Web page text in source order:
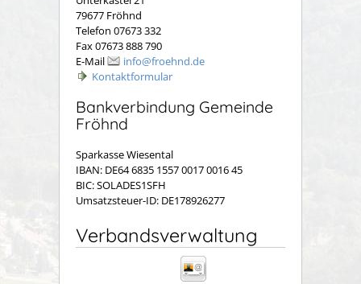
79677 Fröhnd
Telefon 07673 332
Fax 07673 888 790
E-Mail
info@froehnd.de
Kontaktformular
Bankverbindung Gemeinde
Fröhnd
Sparkasse Wiesental
IBAN: DE64 6835 1557 0017 0016 45
BIC: SOLADES1SFH
Umsatzsteuer-ID: DE178926277
Verbandsverwaltung